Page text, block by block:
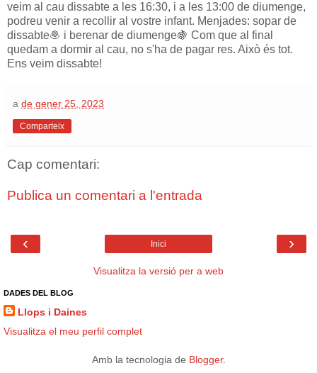
veim al cau dissabte a les 16:30, i a les 13:00 de diumenge,
podreu venir a recollir al vostre infant. Menjades: sopar de
dissabte🧆 i berenar de diumenge🍇 Com que al final
quedam a dormir al cau, no s'ha de pagar res. Això és tot.
Ens veim dissabte!
a de gener 25, 2023
Comparteix
Cap comentari:
Publica un comentari a l'entrada
‹ ›
Inici
Visualitza la versió per a web
DADES DEL BLOG
Llops i Daines
Visualitza el meu perfil complet
Amb la tecnologia de Blogger.